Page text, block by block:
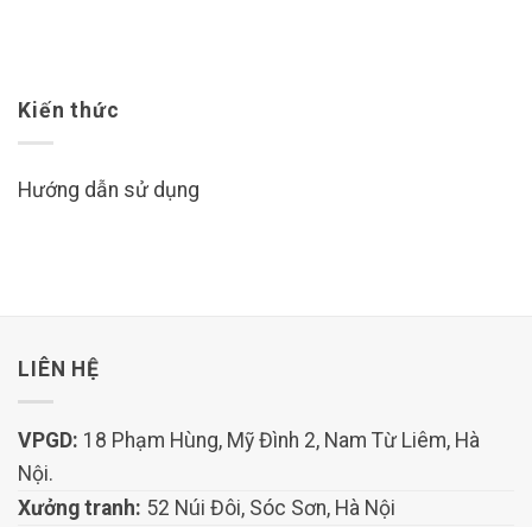
Kiến thức
Hướng dẫn sử dụng
LIÊN HỆ
VPGD: 18 Phạm Hùng, Mỹ Đình 2, Nam Từ Liêm, Hà
Nội.
Xưởng tranh: 52 Núi Đôi, Sóc Sơn, Hà Nội